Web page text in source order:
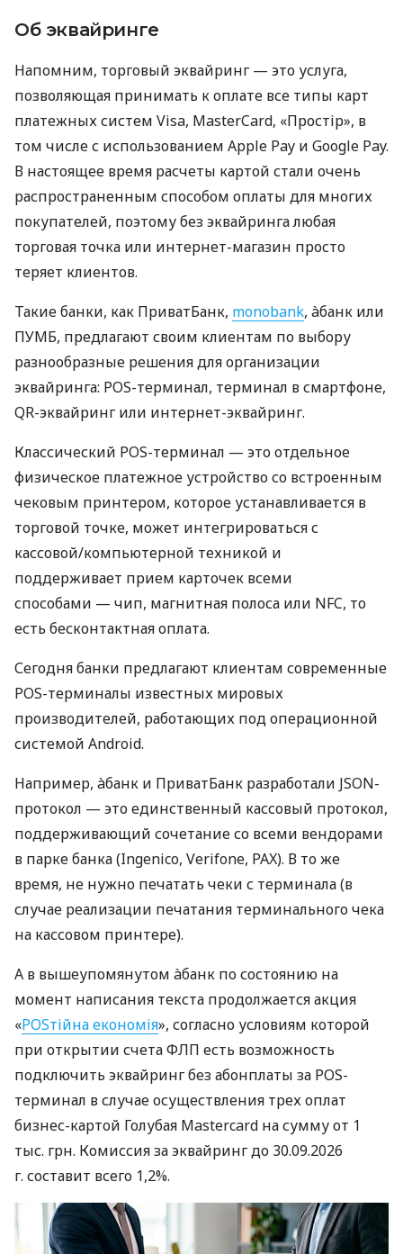
Об эквайринге
Напомним, торговый эквайринг — это услуга,
позволяющая принимать к оплате все типы карт
платежных систем Visa, MasterCard, «Простір», в
том числе с использованием Apple Pay и Google Pay.
В настоящее время расчеты картой стали очень
распространенным способом оплаты для многих
покупателей, поэтому без эквайринга любая
торговая точка или интернет-магазин просто
теряет клиентов.
Такие банки, как ПриватБанк, monobank, àбанк или
ПУМБ, предлагают своим клиентам по выбору
разнообразные решения для организации
эквайринга: POS-терминал, терминал в смартфоне,
QR-эквайринг или интернет-эквайринг.
Классический POS-терминал — это отдельное
физическое платежное устройство со встроенным
чековым принтером, которое устанавливается в
торговой точке, может интегрироваться с
кассовой/компьютерной техникой и
поддерживает прием карточек всеми
способами — чип, магнитная полоса или NFC, то
есть бесконтактная оплата.
Сегодня банки предлагают клиентам современные
POS-терминалы известных мировых
производителей, работающих под операционной
системой Android.
Например, àбанк и ПриватБанк разработали JSON-
протокол — это единственный кассовый протокол,
поддерживающий сочетание со всеми вендорами
в парке банка (Ingenico, Verifone, PAX). В то же
время, не нужно печатать чеки с терминала (в
случае реализации печатания терминального чека
на кассовом принтере).
А в вышеупомянутом àбанк по состоянию на
момент написания текста продолжается акция
«POSтійна економія», согласно условиям которой
при открытии счета ФЛП есть возможность
подключить эквайринг без абонплаты за POS-
терминал в случае осуществления трех оплат
бизнес-картой Голубая Mastercard на сумму от 1
тыс. грн. Комиссия за эквайринг до 30.09.2026
г. составит всего 1,2%.